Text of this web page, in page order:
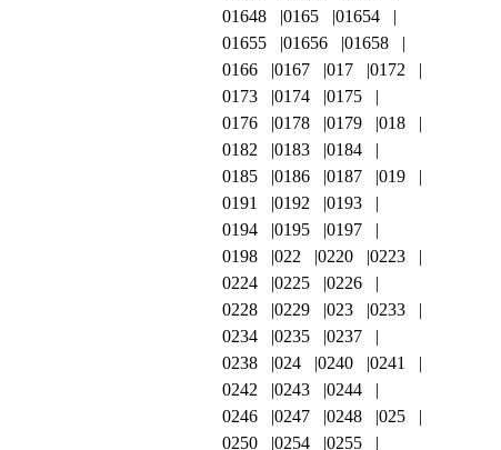
01648
0165
01654
01655
01656
01658
0166
0167 017
0172
0173
0174
0175
0176
0178 0179
018
0182
0183
0184
0185
0186 0187
019
0191
0192
0193
0194
0195
0197
0198
022 0220
0223
0224
0225
0226
0228
0229 023
0233
0234
0235
0237
0238
024 0240
0241
0242
0243
0244
0246
0247 0248
025
0250
0254
0255